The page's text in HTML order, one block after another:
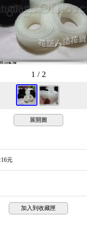
1 / 2
展開圖
元
加入到收藏匣